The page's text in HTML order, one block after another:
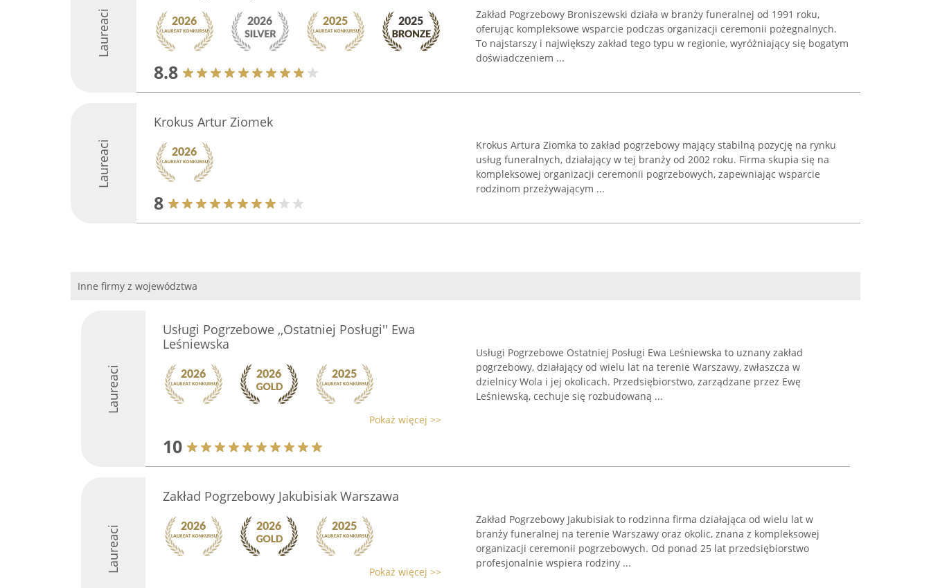
Laureaci
8.8
Zakład Pogrzebowy Broniszewski działa w branży funeralnej od 1991 roku,
oferując kompleksowe wsparcie podczas organizacji ceremonii pożegnalnych.
To najstarszy i największy zakład tego typu w regionie, wyróżniający się bogatym
doświadczeniem ...
Laureaci
Krokus Artur Ziomek
8
Krokus Artura Ziomka to zakład pogrzebowy mający stabilną pozycję na rynku
usług funeralnych, działający w tej branży od 2002 roku. Firma skupia się na
kompleksowej organizacji ceremonii pogrzebowych, zapewniając wsparcie
rodzinom przeżywającym ...
Inne firmy z województwa
Laureaci
Usługi Pogrzebowe ,,Ostatniej Posługi'' Ewa
Leśniewska
Pokaż więcej >>
10
Usługi Pogrzebowe Ostatniej Posługi Ewa Leśniewska to uznany zakład
pogrzebowy, działający od wielu lat na terenie Warszawy, zwłaszcza w
dzielnicy Wola i jej okolicach. Przedsiębiorstwo, zarządzane przez Ewę
Leśniewską, cechuje się rozbudowaną ...
Laureaci
Zakład Pogrzebowy Jakubisiak Warszawa
Pokaż więcej >>
Zakład Pogrzebowy Jakubisiak to rodzinna firma działająca od wielu lat w
branży funeralnej na terenie Warszawy oraz okolic, znana z kompleksowej
organizacji ceremonii pogrzebowych. Od ponad 25 lat przedsiębiorstwo
profesjonalnie wspiera rodziny ...